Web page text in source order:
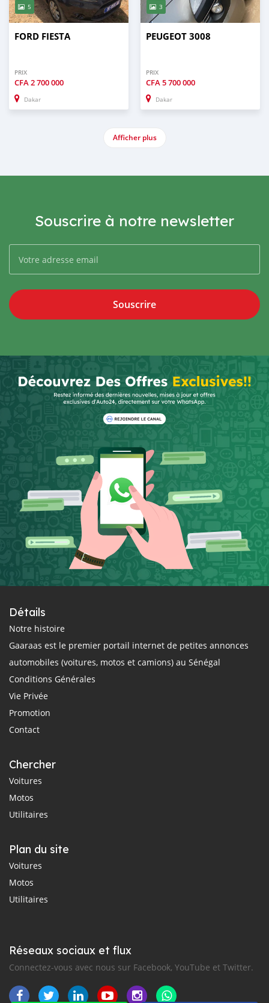
5
FORD FIESTA
PRIX
CFA2 700 000
Dakar
3
PEUGEOT 3008
PRIX
CFA5 700 000
Dakar
Afficher plus
Souscrire à notre newsletter
Souscrire
Détails
Notre histoire
Gaaraas est le premier portail internet de petites annonces
automobiles (voitures, motos et camions) au Sénégal
Conditions Générales
Vie Privée
Promotion
Contact
Chercher
Voitures
Motos
Utilitaires
Plan du site
Voitures
Motos
Utilitaires
Réseaux sociaux et flux
Connectez-vous avec nous sur Facebook, YouTube et Twitter.